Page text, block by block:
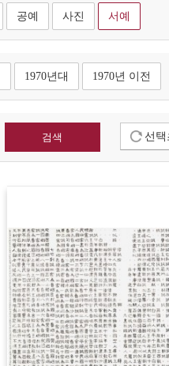
공예 사진 서예
1970년대 1970년 이전
선